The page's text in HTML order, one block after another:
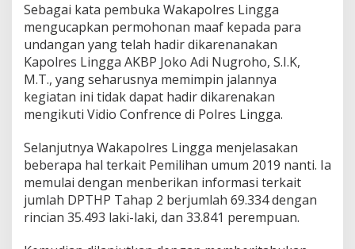
a
l
D
a
b
o
S
g
k
e
p
Sebagai kata pembuka Wakapolres Lingga
mengucapkan permohonan maaf kepada para
undangan yang telah hadir dikarenanakan
Kapolres Lingga AKBP Joko Adi Nugroho, S.I.K,
M.T., yang seharusnya memimpin jalannya
kegiatan ini tidak dapat hadir dikarenakan
mengikuti Vidio Confrence di Polres Lingga.
Selanjutnya Wakapolres Lingga menjelasakan
beberapa hal terkait Pemilihan umum 2019 nanti. Ia
memulai dengan menberikan informasi terkait
jumlah DPTHP Tahap 2 berjumlah 69.334 dengan
rincian 35.493 laki-laki, dan 33.841 perempuan.